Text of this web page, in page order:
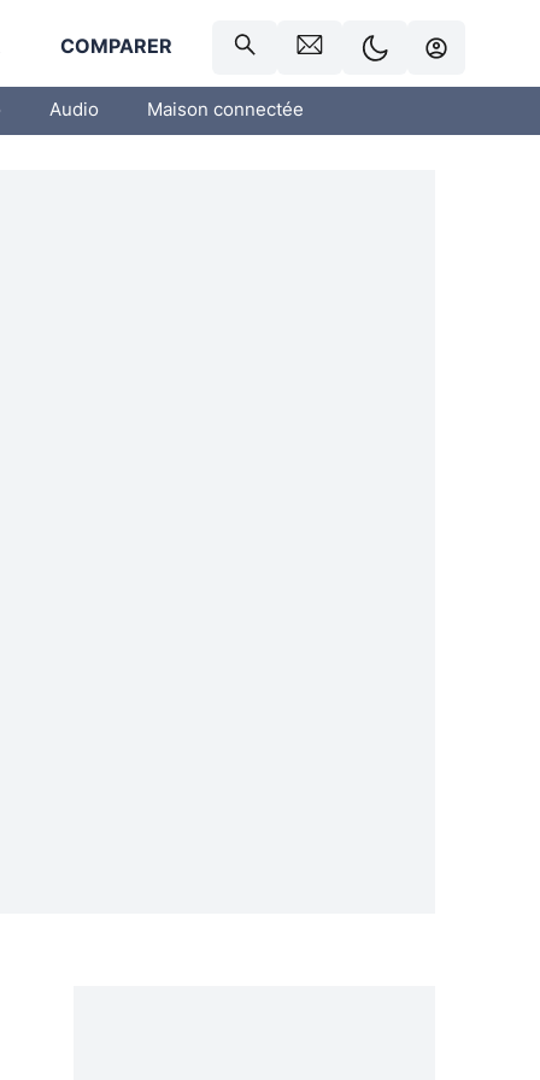
COMPARER
Audio Maison connectée